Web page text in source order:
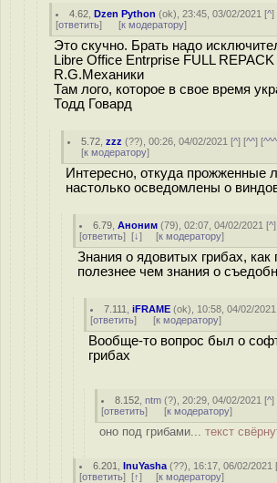
4.62 ,Dzen Python (ok), 23:45, 03/02/2021 [^]
[ответить] [к модератору]
Это скучно. Брать надо
Libre Office Entrprise FULL
R.G.Механики
Там лого, которое в свое время
Тодд Говард
5.72 ,zzz (??), 00:26, 04/02/2021 [^] [^^] [^^^
[к модератору]
Интересно, откуда прожженные
настолько осведомлены о
6.79 ,Аноним (79), 02:07, 04/02/2021 [^
[ответить] [↓] [к модератору]
Знания о ядовитых грибах,
полезнее чем знания о
7.111 ,iFRAME (ok), 10:58, 04/02/
[ответить] [к модератору]
Вообще-то вопрос был о
грибах
8.152 ,ntm (?), 20:29, 04/02/2021 [^]
[ответить] [к модератору]
оно под грибами... текст
6.201 ,InuYasha (??), 16:17, 06/02/2021
[ответить] [↑] [к модератору]